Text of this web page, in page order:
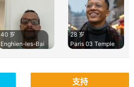
40 岁
Enghien-les-Bai
28 岁
Paris 03 Temple
支持